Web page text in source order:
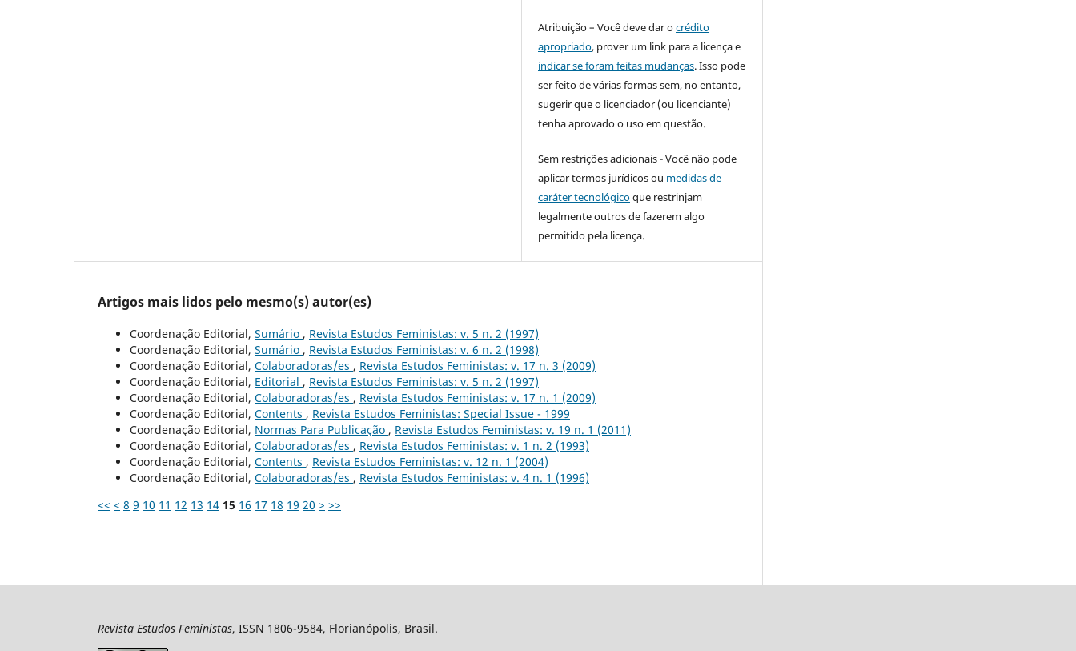
Atribuição – Você deve dar ocrédito
apropriado, prover um link para a licença e
indicar se foram feitas mudanças. Isso pode
ser feito de várias formas sem, no entanto,
sugerir que o licenciador (ou licenciante)
tenha aprovado o uso em questão.
Sem restrições adicionais - Você não pode
aplicar termos jurídicos ou medidas de
caráter tecnológicoque restrinjam
legalmente outros de fazerem algo
permitido pela licença.
Artigos mais lidos pelo mesmo(s) autor(es)
Coordenação Editorial, Sumário , Revista Estudos Feministas: v. 5 n. 2 (1997)
Coordenação Editorial, Sumário , Revista Estudos Feministas: v. 6 n. 2 (1998)
Coordenação Editorial, Colaboradoras/es , Revista Estudos Feministas: v. 17 n. 3 (2009)
Coordenação Editorial, Editorial , Revista Estudos Feministas: v. 5 n. 2 (1997)
Coordenação Editorial, Colaboradoras/es , Revista Estudos Feministas: v. 17 n. 1 (2009)
Coordenação Editorial, Contents , Revista Estudos Feministas: Special Issue - 1999
Coordenação Editorial, Normas Para Publicação , Revista Estudos Feministas: v. 19 n. 1 (2011)
Coordenação Editorial, Colaboradoras/es , Revista Estudos Feministas: v. 1 n. 2 (1993)
Coordenação Editorial, Contents , Revista Estudos Feministas: v. 12 n. 1 (2004)
Coordenação Editorial, Colaboradoras/es , Revista Estudos Feministas: v. 4 n. 1 (1996)
<< < 8 9 10 11 12 13 14 15 16 17 18 19 20 > >>
Revista Estudos Feministas, ISSN 1806-9584, Florianópolis, Brasil.